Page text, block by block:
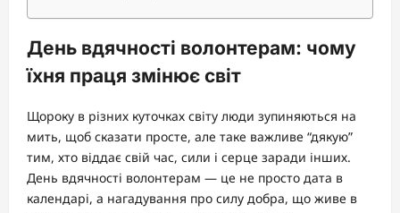
День вдячності волонтерам: чому
їхня праця змінює світ
Щороку в різних куточках світу люди зупиняються на
мить, щоб сказати просте, але таке важливе “дякую”
тим, хто віддає свій час, сили і серце заради інших.
День вдячності волонтерам — це не просто дата в
календарі, а нагадування про силу добра, що живе в